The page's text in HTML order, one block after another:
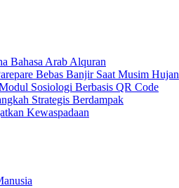
Bahasa Arab Alquran
Bebas Banjir Saat Musim Hujan
Sosiologi Berbasis QR Code
Strategis Berdampak
Kewaspadaan